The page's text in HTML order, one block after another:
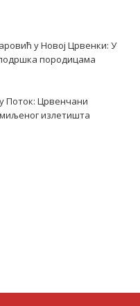
у Новој Црвенки: У
породицама
Поток: Црвенчани
излетишта